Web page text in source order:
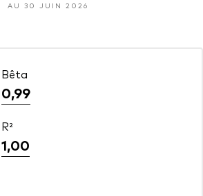
AU 30 JUIN 2026
Bêta
0,99
R²
1,00